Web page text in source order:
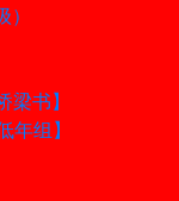
书】
组】